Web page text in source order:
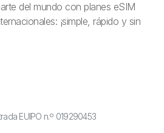
del mundo con planes eSIM
¡simple, rápido y sin
EUIPO n.º 019290453